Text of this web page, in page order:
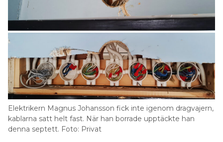
Elektrikern Magnus Johansson fick inte igenom dragvajern,
kablarna satt helt fast. När han borrade upptäckte han
denna septett. Foto: Privat